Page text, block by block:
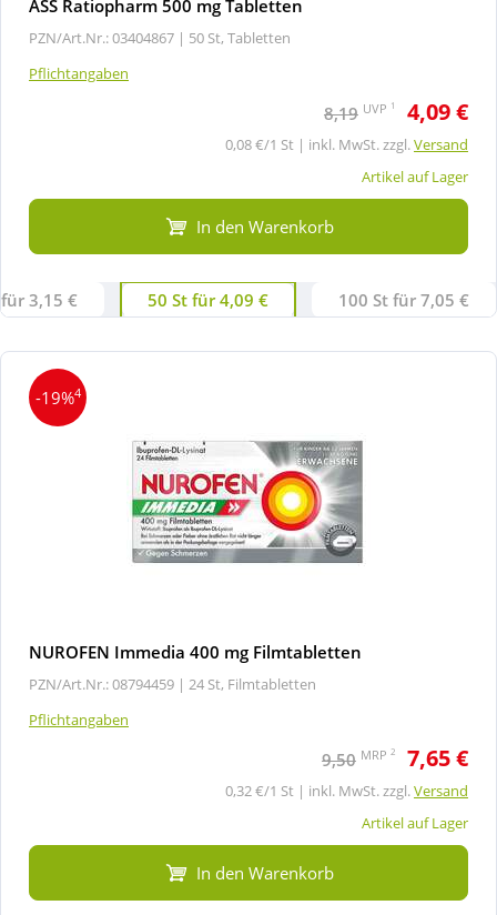
ASS Ratiopharm 500 mg Tabletten
PZN/Art.Nr.: 03404867 | 50 St, Tabletten
Pflichtangaben
8,19 UVP 1 4,09 €
0,08 €/1 St | inkl. MwSt. zzgl.Versand
Artikel auf Lager
In den Warenkorb
3,15 € 50 St für 4,09 € 100 St für 7,05 €
-19%4
NUROFEN Immedia 400 mg Filmtabletten
PZN/Art.Nr.: 08794459 | 24 St, Filmtabletten
Pflichtangaben
9,50 MRP 2 7,65 €
0,32 €/1 St | inkl. MwSt. zzgl.Versand
Artikel auf Lager
In den Warenkorb